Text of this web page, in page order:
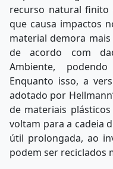
recurso natural finito
que causa impactos
material demora
de acordo com
Ambiente,
Enquanto isso, a
adotado por
de materiais
voltam para a cadeia
útil prolongada, ao
podem ser reciclados